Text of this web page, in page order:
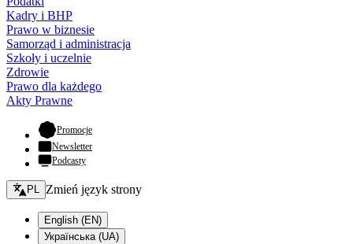
Kadry i BHP
Prawo w biznesie
Samorząd i administracja
Szkoły i uczelnie
Zdrowie
Prawo dla każdego
Akty Prawne
Promocje- otwiera się w nowej karcie
Newsletter
Podcasty
Zmień język - bieżący:
PL Zmień język strony
English (EN)
Українська (UA)